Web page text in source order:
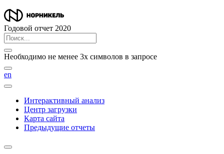
Годовой отчет 2020
Необходимо не менее 3х символов в запросе
en
Интерактивный анализ
Центр загрузки
Карта сайта
Предыдущие отчеты